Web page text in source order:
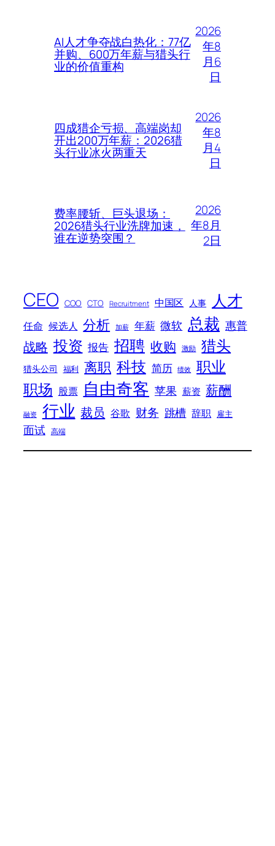
AI人才争夺战白热化：77亿
并购、600万年薪与猎头行
业的价值重构
2026
年8
月6
日
四成猎企亏损、高端岗却
开出200万年薪：2026猎
头行业冰火两重天
2026
年8
月4
日
费率腰斩、巨头退场：
2026猎头行业洗牌加速，
谁在逆势突围？
2026
年8月
2日
CEO COO CTO Recruitment 中国区 人事 人才
任命 候选人 分析 加薪 年薪 微软 总裁 惠普
战略 投资 报告 招聘 收购 激励 猎头
猎头公司 福利 离职 科技 简历 绩效 职业
职场 股票 自由奇客 苹果 薪资 薪酬
融资 行业 裁员 谷歌 财务 跳槽 辞职 雇主
面试 高端